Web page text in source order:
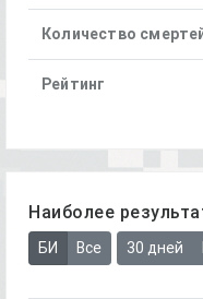
Количество
Рейтинг
Наиболее
БИ Все 30 дней